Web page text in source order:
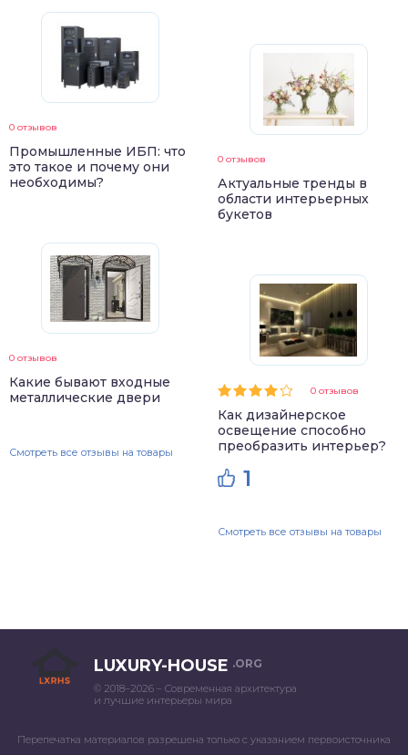
0 отзывов
Промышленные ИБП: что
это такое и почему они
необходимы?
0 отзывов
Какие бывают входные
металлические двери
Смотреть все отзывы на товары
0 отзывов
Актуальные тренды в
области интерьерных
букетов
0 отзывов
Как дизайнерское
освещение способно
преобразить интерьер?
1
Смотреть все отзывы на товары
LUXURY-HOUSE .ORG
© 2018–2026 – Современная архитектура
и лучшие интерьеры мира
Перепечатка материалов разрешена только с указанием первоисточника